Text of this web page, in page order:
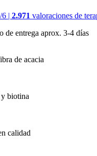
/6 | 2.971 valoraciones de
de entrega aprox. 3-4 días
de acacia
biotina
calidad